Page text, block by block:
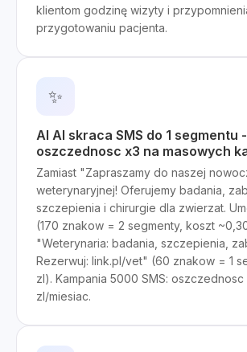
klientom godzinę wizyty i
przygotowaniu pacjenta.
✨
AI AI skraca SMS do 1 segmentu -
oszczednosc x3 na masowych
Zamiast "Zapraszamy do naszej
weterynaryjnej! Oferujemy badania,
szczepienia i chirurgie dla zwierzat.
(170 znakow = 2 segmenty, koszt
"Weterynaria: badania, szczepienia,
Rezerwuj: link.pl/vet" (60 znakow = 1
zl). Kampania 5000 SMS: oszczednosc
zl/miesiac.